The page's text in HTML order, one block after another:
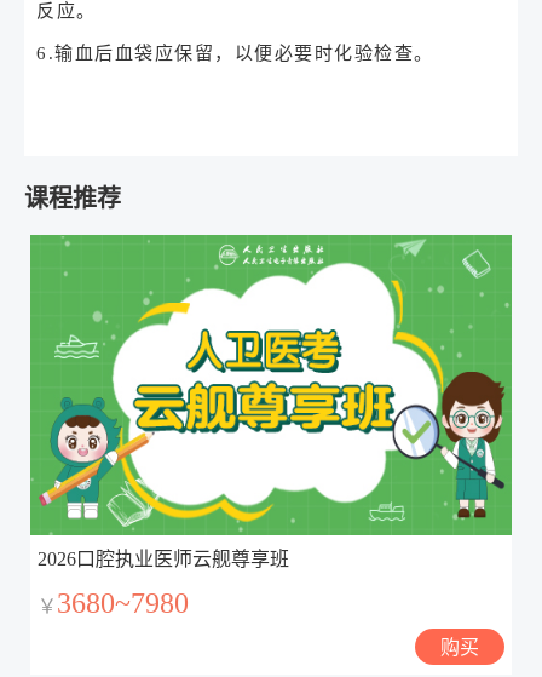
反应。
6.输血后血袋应保留，以便必要时化验检查。
课程推荐
2026口腔执业医师云舰尊享班
￥ 3680~7980
购买